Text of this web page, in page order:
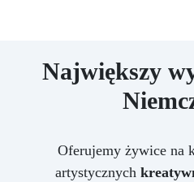
Największy
Oferujemy żywice na
artystycznych